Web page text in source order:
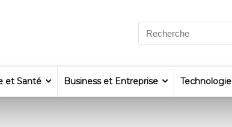
et Santé Business et Entreprise Technologie